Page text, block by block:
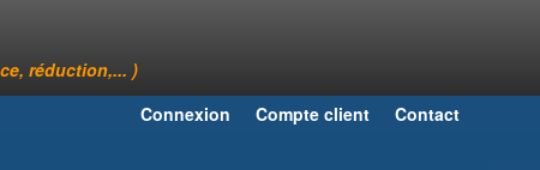
réduction,... )
Connexion
Compte client Contact